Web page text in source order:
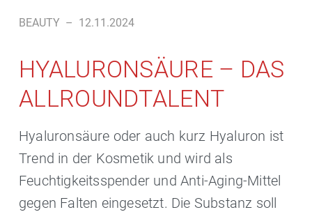
BEAUTY – 12.11.2024
HYALURONSÄURE – DAS
ALLROUNDTALENT
Hyaluronsäure oder auch kurz Hyaluron ist
Trend in der Kosmetik und wird als
Feuchtigkeitsspender und Anti-Aging-Mittel
gegen Falten eingesetzt. Die Substanz soll